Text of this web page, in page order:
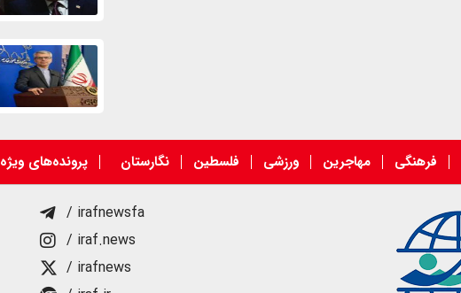
فرهنگی مهاجرین ورزشی فلسطین نگارستان پرونده‌های ویژه
/ irafnewsfa
/ iraf.news
/ irafnews